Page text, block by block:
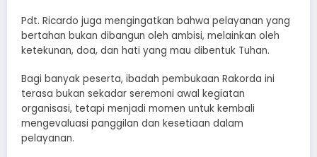
Pdt. Ricardo juga mengingatkan bahwa pelayanan yang
bertahan bukan dibangun oleh ambisi, melainkan oleh
ketekunan, doa, dan hati yang mau dibentuk Tuhan.
Bagi banyak peserta, ibadah pembukaan Rakorda ini
terasa bukan sekadar seremoni awal kegiatan
organisasi, tetapi menjadi momen untuk kembali
mengevaluasi panggilan dan kesetiaan dalam
pelayanan.